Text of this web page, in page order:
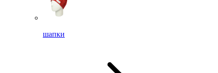
шапки